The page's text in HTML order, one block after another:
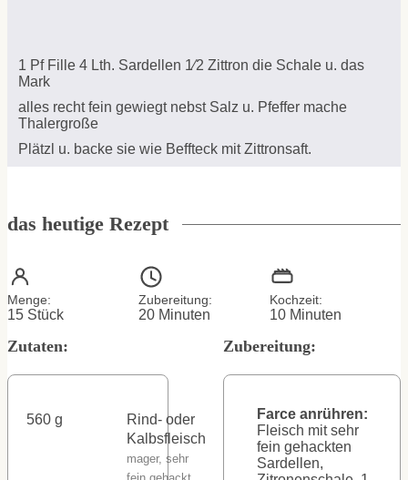
1 Pf Fille 4 Lth. Sardellen 1⁄2 Zittron die Schale u. das
Mark
alles recht fein gewiegt nebst Salz u. Pfeffer mache
Thalergroße
Plätzl u. backe sie wie Beffteck mit Zittronsaft.
das heutige Rezept
Menge:
15 Stück
Zubereitung:
20Minuten
Minuten
Kochzeit:
10Minuten
Minuten
Zutaten:
560 g
Rind- oder
Kalbsfleisch
mager, sehr
Zubereitung:
Farce anrühren:
Fleisch mit sehr
fein gehackten
Sardellen,